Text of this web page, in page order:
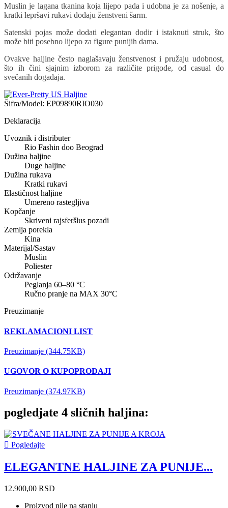
Muslin je lagana tkanina koja lijepo pada i udobna je za nošenje, a
kratki lepršavi rukavi dodaju ženstveni šarm.
Satenski pojas može dodati elegantan dodir i istaknuti struk, što
može biti posebno lijepo za figure punijih dama.
Ovakve haljine često naglašavaju ženstvenost i pružaju udobnost,
što ih čini sjajnim izborom za različite prigode, od casual do
svečanih događaja.
Šifra/Model: EP09890RIO030
Deklaracija
Uvoznik i distributer
Rio Fashin doo Beograd
Dužina haljine
Duge haljine
Dužina rukava
Kratki rukavi
Elastičnost haljine
Umereno rastegljiva
Kopčanje
Skriveni rajsferšlus pozadi
Zemlja porekla
Kina
Materijal/Sastav
Muslin
Poliester
Održavanje
Peglanja 60–80 °C
Ručno pranje na MAX 30°C
Preuzimanje
REKLAMACIONI LIST
Preuzimanje (344.75KB)
UGOVOR O KUPOPRODAJI
Preuzimanje (374.97KB)
pogledjate 4 sličnih haljina:
 Pogledajte
ELEGANTNE HALJINE ZA PUNIJE...
12.900,00 RSD
Proizvod nije na stanju